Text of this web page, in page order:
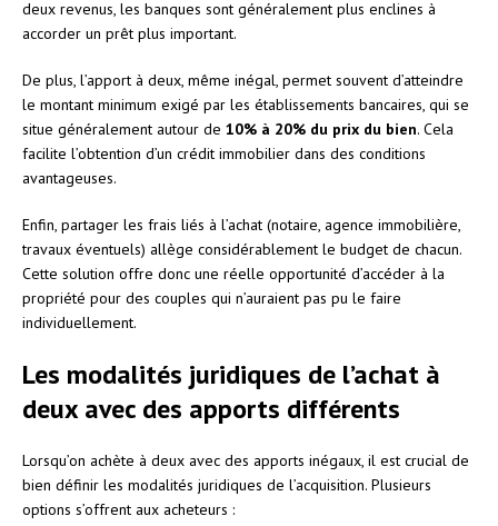
deux revenus, les banques sont généralement plus enclines à
accorder un prêt plus important.
De plus, l’apport à deux, même inégal, permet souvent d’atteindre
le montant minimum exigé par les établissements bancaires, qui se
situe généralement autour de 10% à 20% du prix du bien. Cela
facilite l’obtention d’un crédit immobilier dans des conditions
avantageuses.
Enfin, partager les frais liés à l’achat (notaire, agence immobilière,
travaux éventuels) allège considérablement le budget de chacun.
Cette solution offre donc une réelle opportunité d’accéder à la
propriété pour des couples qui n’auraient pas pu le faire
individuellement.
Les modalités juridiques de l’achat à
deux avec des apports différents
Lorsqu’on achète à deux avec des apports inégaux, il est crucial de
bien définir les modalités juridiques de l’acquisition. Plusieurs
options s’offrent aux acheteurs :